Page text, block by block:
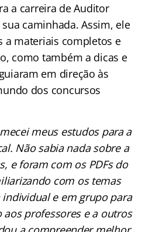
a carreira de Auditor
caminhada. Assim, ele
a materiais completos e
como também a dicas e
em direção às
dos concursos
meus estudos para a
Não sabia nada sobre a
e foram com os PDFs do
com os temas
e em grupo para
professores e a outros